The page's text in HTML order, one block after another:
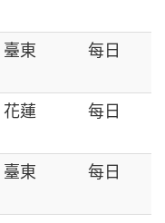
臺東 每日
花蓮 每日
臺東 每日